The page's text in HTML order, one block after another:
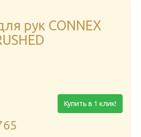
рук CONNEX
Купить в 1 клик!